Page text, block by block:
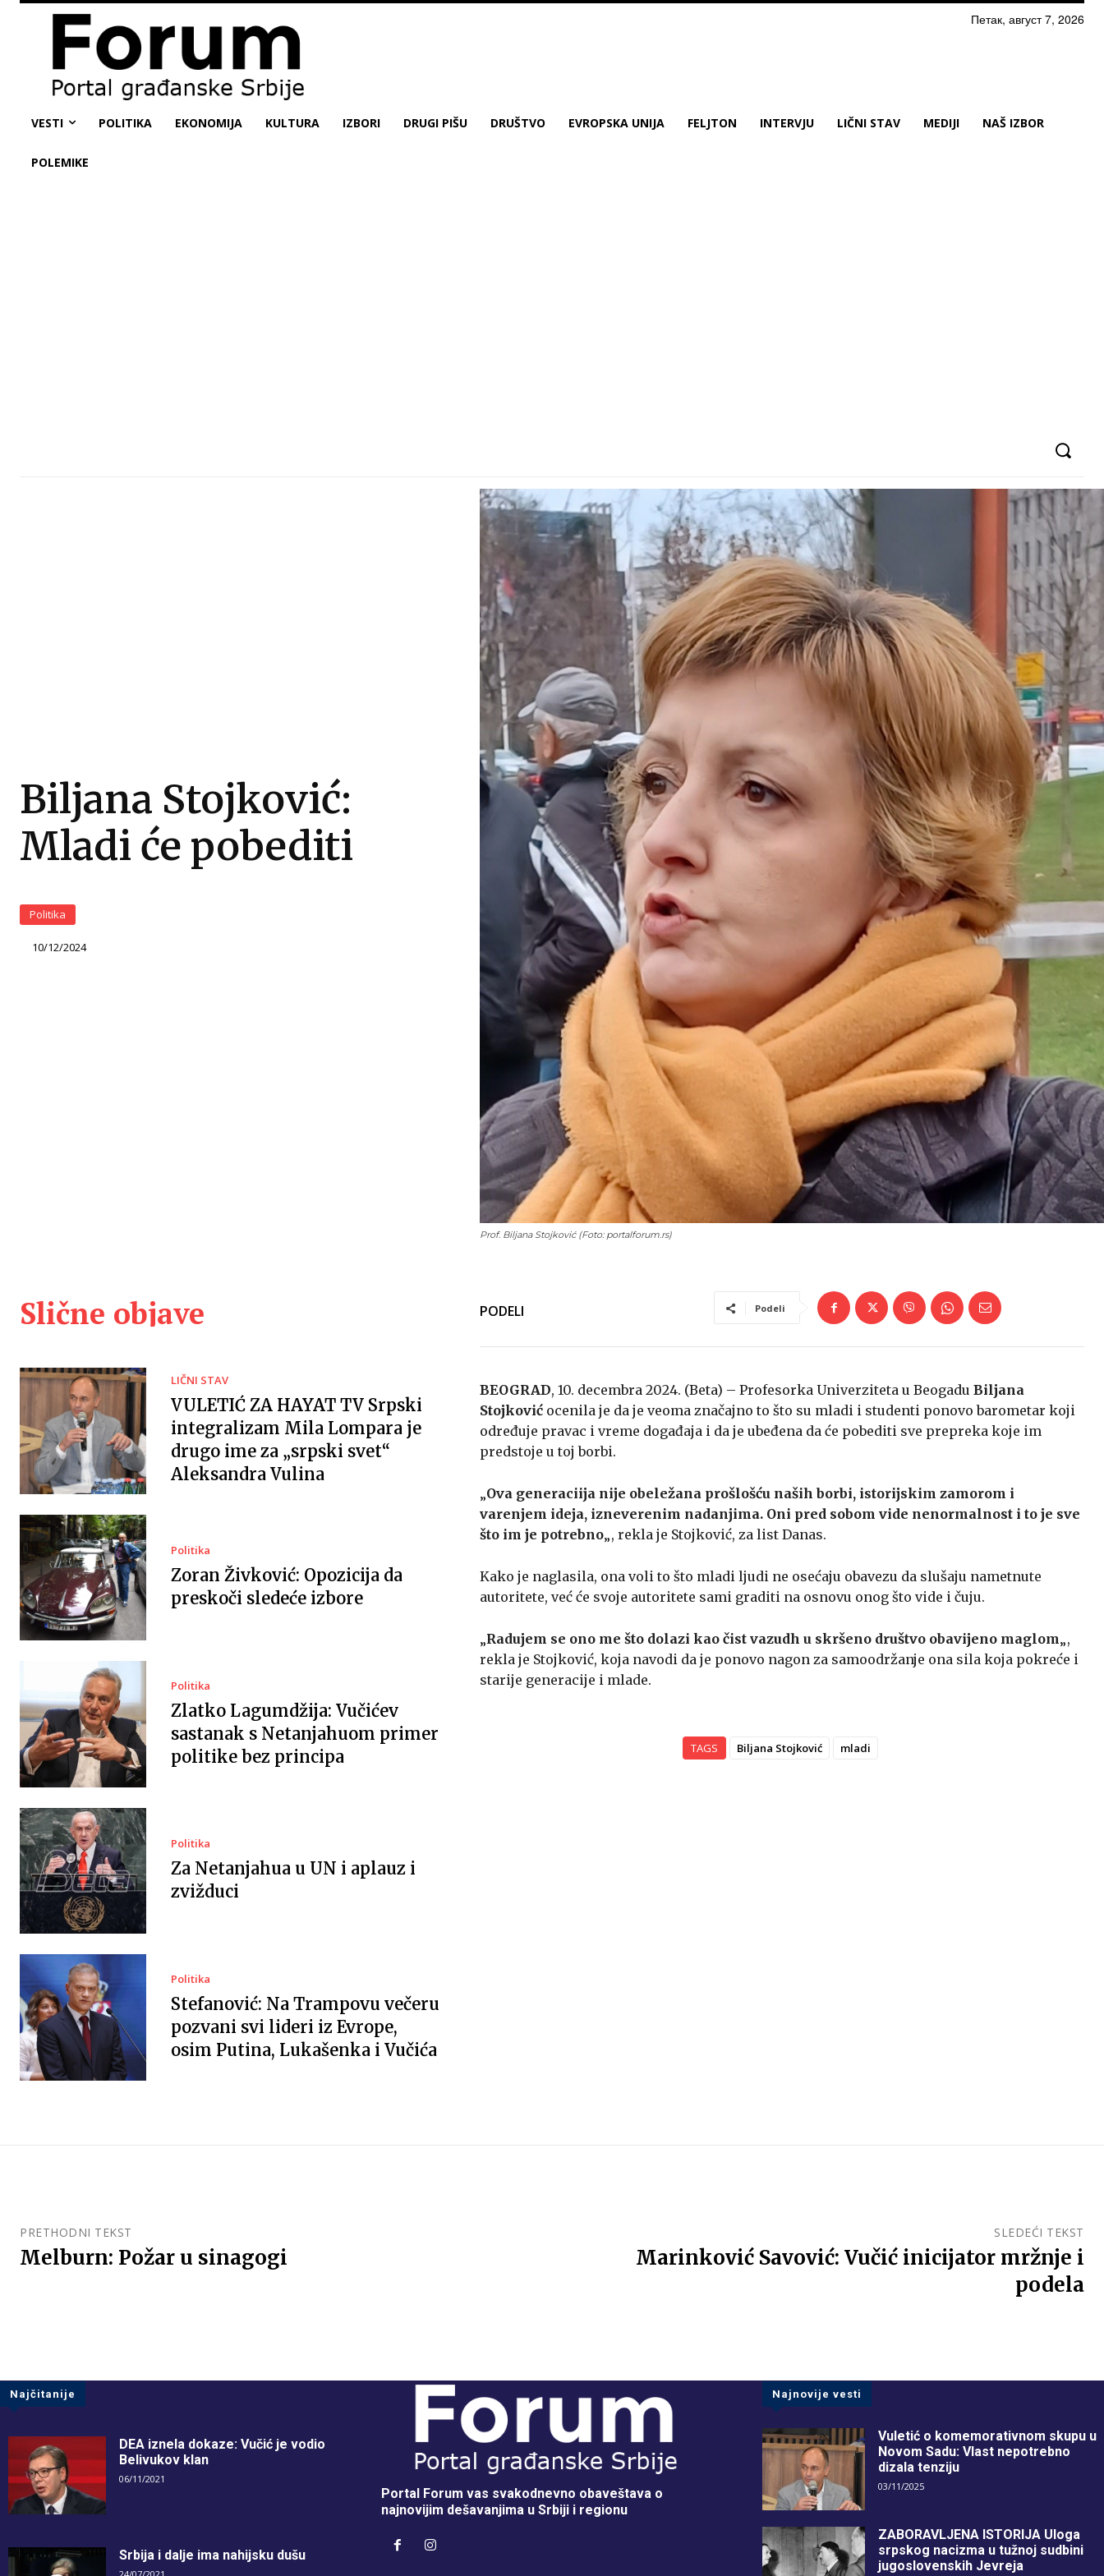
Петак, август 7, 2026
VESTI POLITIKA EKONOMIJA KULTURA IZBORI DRUGI PIŠU DRUŠTVO EVROPSKA UNIJA FELJTON INTERVJU LIČNI STAV MEDIJI NAŠ IZBOR
POLEMIKE
Biljana Stojković:
Mladi će pobediti
Politika
10/12/2024
Prof. Biljana Stojković (Foto: portalforum.rs)
Slične objave
LIČNI STAV
VULETIĆ ZA HAYAT TV Srpski
integralizam Mila Lompara je
drugo ime za „srpski svet“
Aleksandra Vulina
Politika
Zoran Živković: Opozicija da
preskoči sledeće izbore
Politika
Zlatko Lagumdžija: Vučićev
sastanak s Netanjahuom primer
politike bez principa
Politika
Za Netanjahua u UN i aplauz i
zvižduci
Politika
Stefanović: Na Trampovu večeru
pozvani svi lideri iz Evrope,
osim Putina, Lukašenka i Vučića
PODELI Podeli
BEOGRAD, 10. decembra 2024. (Beta) – Profesorka Univerziteta u Beogadu Biljana
Stojković ocenila je da je veoma značajno to što su mladi i studenti ponovo barometar koji
određuje pravac i vreme događaja i da je ubeđena da će pobediti sve prepreka koje im
predstoje u toj borbi.
„Ova generaciija nije obeležana prošlošću naših borbi, istorijskim zamorom i
varenjem ideja, izneverenim nadanjima. Oni pred sobom vide nenormalnost i to je sve
što im je potrebno„, rekla je Stojković, za list Danas.
Kako je naglasila, ona voli to što mladi ljudi ne osećaju obavezu da slušaju nametnute
autoritete, već će svoje autoritete sami graditi na osnovu onog što vide i čuju.
„Radujem se ono me što dolazi kao čist vazudh u skršeno društvo obavijeno maglom„,
rekla je Stojković, koja navodi da je ponovo nagon za samoodržanje ona sila koja pokreće i
starije generacije i mlade.
TAGS Biljana Stojković mladi
PRETHODNI TEKST
Melburn: Požar u sinagogi
SLEDEĆI TEKST
Marinković Savović: Vučić inicijator mržnje i
podela
Najčitanije
DEA iznela dokaze: Vučić je vodio
Belivukov klan
06/11/2021
Srbija i dalje ima nahijsku dušu
Portal Forum vas svakodnevno obaveštava o
najnovijim dešavanjima u Srbiji i regionu
Najnovije vesti
Vuletić o komemorativnom skupu u
Novom Sadu: Vlast nepotrebno
dizala tenziju
03/11/2025
ZABORAVLJENA ISTORIJA Uloga
srpskog nacizma u tužnoj sudbini
jugoslovenskih Jevreja